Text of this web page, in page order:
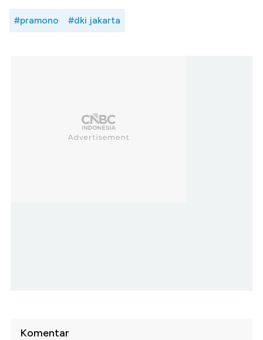
#pramono #dki jakarta
Komentar